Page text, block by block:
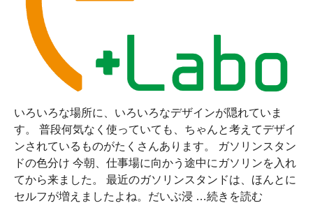
いろいろな場所に、いろいろなデザインが隠れていま
す。 普段何気なく使っていても、ちゃんと考えてデザイ
ンされているものがたくさんあります。 ガソリンスタン
ドの色分け 今朝、仕事場に向かう途中にガソリンを入れ
てから来ました。 最近のガソリンスタンドは、ほんとに
セルフが増えましたよね。だいぶ浸 …続きを読む